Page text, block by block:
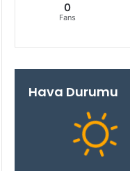
0
Fans
Hava Durumu